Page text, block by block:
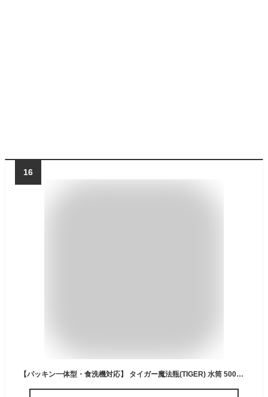
16
【パッキン一体型・食洗機対応】 タイガー魔法瓶(TIGER) 水筒 500ml スクリュー マグ ステンレスボトル 保冷 保温 軽量 なめらか飲み口 洗いやすい BPAフリー シナモンベージュ MMZ-W050CW